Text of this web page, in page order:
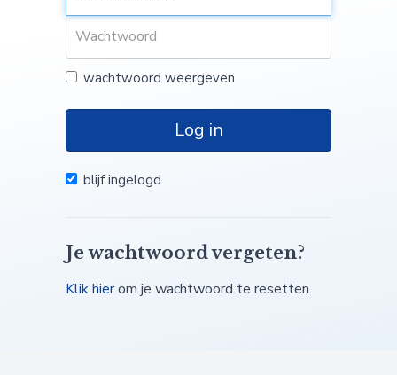
wachtwoord weergeven
Log in
blijf ingelogd
Je wachtwoord vergeten?
Klik hierom je wachtwoord te resetten.